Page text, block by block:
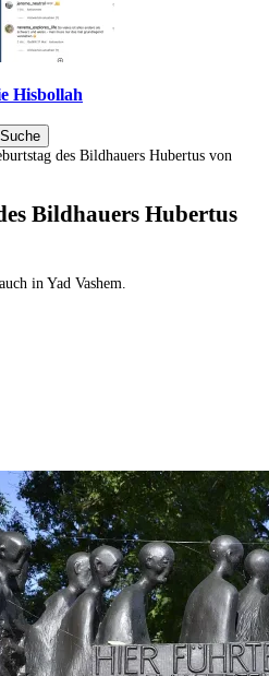
Hisbollah
des Bildhauers Hubertus von
Bildhauers Hubertus
in Yad Vashem.